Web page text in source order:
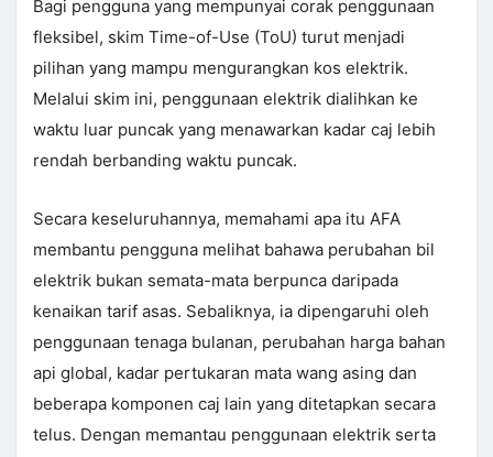
Bagi pengguna yang mempunyai corak penggunaan
fleksibel, skim Time-of-Use (ToU) turut menjadi
pilihan yang mampu mengurangkan kos elektrik.
Melalui skim ini, penggunaan elektrik dialihkan ke
waktu luar puncak yang menawarkan kadar caj lebih
rendah berbanding waktu puncak.
Secara keseluruhannya, memahami apa itu AFA
membantu pengguna melihat bahawa perubahan bil
elektrik bukan semata-mata berpunca daripada
kenaikan tarif asas. Sebaliknya, ia dipengaruhi oleh
penggunaan tenaga bulanan, perubahan harga bahan
api global, kadar pertukaran mata wang asing dan
beberapa komponen caj lain yang ditetapkan secara
telus. Dengan memantau penggunaan elektrik serta